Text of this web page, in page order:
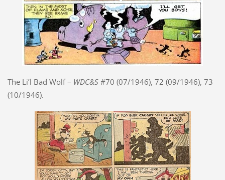
The Li’l Bad Wolf – WDC&S#70 (07/1946), 72 (09/1946), 73
(10/1946).